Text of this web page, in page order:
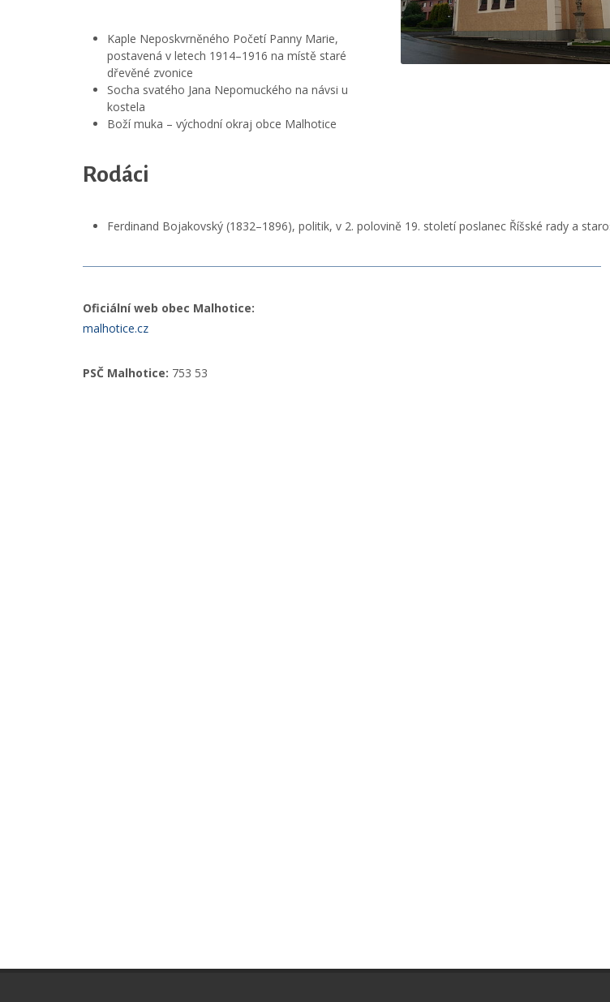
Kaple Neposkvrněného Početí Panny Marie,
postavená v letech 1914–1916 na místě staré
dřevěné zvonice
Socha svatého Jana Nepomuckého na návsi u
kostela
Boží muka – východní okraj obce Malhotice
Rodáci
Ferdinand Bojakovský (1832–1896), politik, v 2. polovině 19. století poslanec Říšské rady a
Oficiální web obec Malhotice:
malhotice.cz
PSČ Malhotice: 753 53